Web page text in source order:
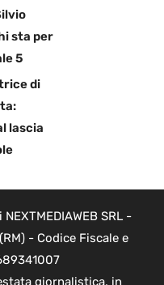
sta per
5
di
lascia
SRL -
- Codice Fiscale e
giornalistica, in